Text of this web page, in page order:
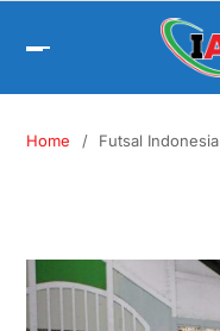
Home Futsal Indonesia